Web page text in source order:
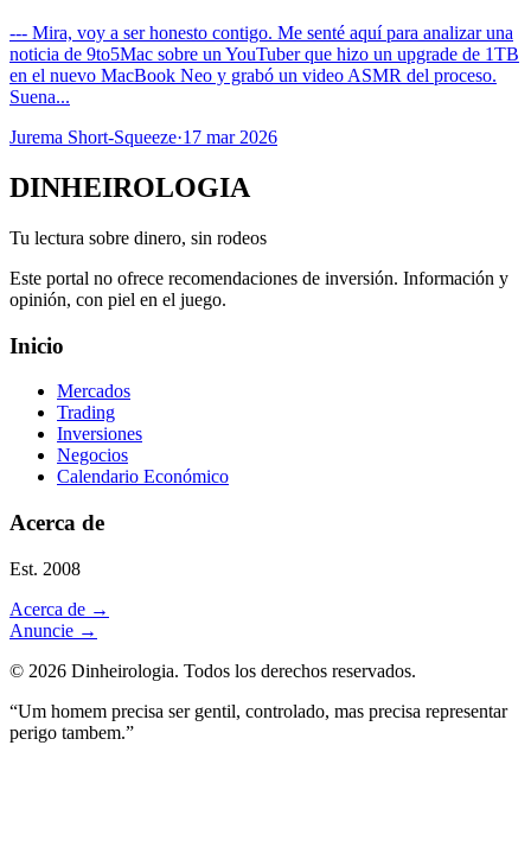
--- Mira, voy a ser honesto contigo. Me senté aquí para analizar una
noticia de 9to5Mac sobre un YouTuber que hizo un upgrade de 1TB
en el nuevo MacBook Neo y grabó un video ASMR del proceso.
Suena...
Jurema Short-Squeeze·17 mar 2026
DINHEIROLOGIA
Tu lectura sobre dinero, sin rodeos
Este portal no ofrece recomendaciones de inversión. Información y
opinión, con piel en el juego.
Inicio
Mercados
Trading
Inversiones
Negocios
Calendario Económico
Acerca de
Est. 2008
Acerca de →
Anuncie →
© 2026 Dinheirologia. Todos los derechos reservados.
“Um homem precisa ser gentil, controlado, mas precisa representar
perigo tambem.”